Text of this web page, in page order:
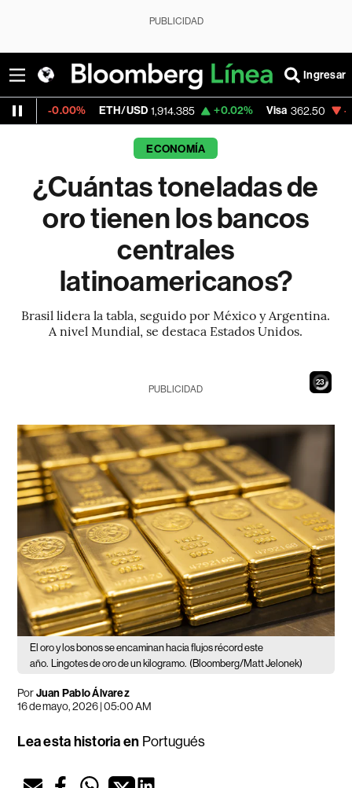
PUBLICIDAD
Ingresar
ETH/USD 1,914.385 +0.02% Visa 362.50 -2.15%
ECONOMÍA
¿Cuántas toneladas de
oro tienen los bancos
centrales
latinoamericanos?
Brasil lidera la tabla, seguido por México y Argentina.
A nivel Mundial, se destaca Estados Unidos.
21
PUBLICIDAD
El oro y los bonos se encaminan hacia flujos récord este
año.
Lingotes de oro de un kilogramo. (Bloomberg/Matt Jelonek)
PorJuan Pablo Álvarez
16 de mayo, 2026 | 05:00 AM
Lea esta historia en Portugués